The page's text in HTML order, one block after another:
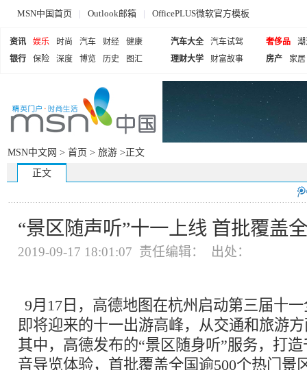
MSN中国首页 | Outlook邮箱 | OfficePLUS微软官方模板
资讯 娱乐 时尚 汽车 财经
健康
银行
保险 深度 博览 历史 图汇
汽车大全
汽车试驾
理财大学
财富故事
奢侈品
房产
家居
MSN中文网 > 首页 > 旅游 >正文
正文
“景区随声听”十一上线 首批覆盖
2019-09-17 18:01:07 责任编辑： 出处：
9月17日，高德地图在杭州启动第三届十
即将迎来的十一出游高峰，从交通和旅游
其中，高德发布的“景区随身听”服务，打
音导览体验，首批覆盖全国逾500个热门景